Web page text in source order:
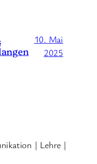
10. Mai
2025
| Lehre |